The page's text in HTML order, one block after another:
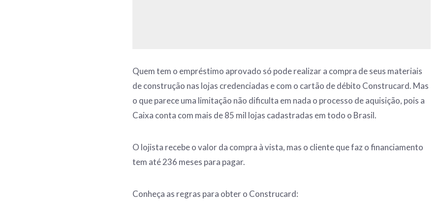
Quem tem o empréstimo aprovado só pode realizar a compra de seus materiais
de construção nas lojas credenciadas e com o cartão de débito Construcard. Mas
o que parece uma limitação não dificulta em nada o processo de aquisição, pois a
Caixa conta com mais de 85 mil lojas cadastradas em todo o Brasil.
O lojista recebe o valor da compra à vista, mas o cliente que faz o financiamento
tem até 236 meses para pagar.
Conheça as regras para obter o Construcard: